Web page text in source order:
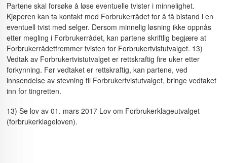
Partene skal forsøke å løse eventuelle tvister i minnelighet.
Kjøperen kan ta kontakt med Forbrukerrådet for å få bistand i en
eventuell tvist med selger. Dersom minnelig løsning ikke oppnås
etter megling i Forbrukerrådet, kan partene skriftlig begjære at
Forbrukerrådetfremmer tvisten for Forbrukertvistutvalget. 13)
Vedtak av Forbrukertvistutvalget er rettskraftig fire uker etter
forkynning. Før vedtaket er rettskraftig, kan partene, ved
innsendelse av stevning til Forbrukertvistutvalget, bringe vedtaket
inn for tingretten.
13) Se lov av 01. mars 2017 Lov om Forbrukerklageutvalget
(forbrukerklageloven).